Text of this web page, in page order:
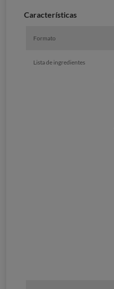
Caracterí­sticas
Formato
Lista de ingredientes